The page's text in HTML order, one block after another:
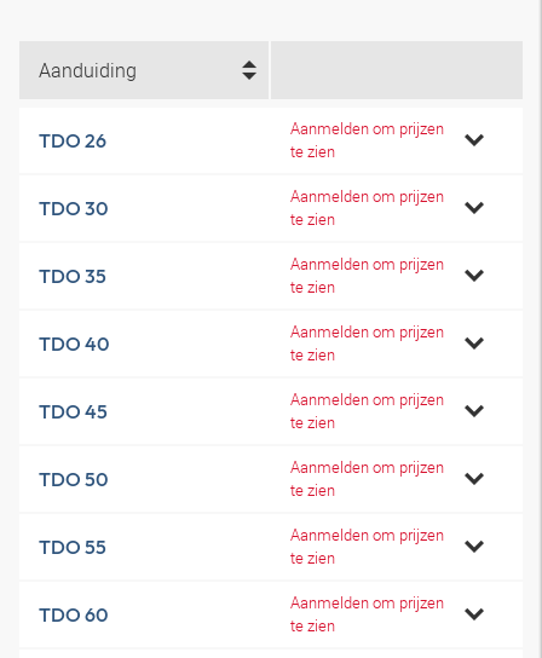
Aanduiding
TDO 26
Aanmelden om prijzen
te zien
TDO 30
Aanmelden om prijzen
te zien
TDO 35
Aanmelden om prijzen
te zien
TDO 40
Aanmelden om prijzen
te zien
TDO 45
Aanmelden om prijzen
te zien
TDO 50
Aanmelden om prijzen
te zien
TDO 55
Aanmelden om prijzen
te zien
TDO 60
Aanmelden om prijzen
te zien